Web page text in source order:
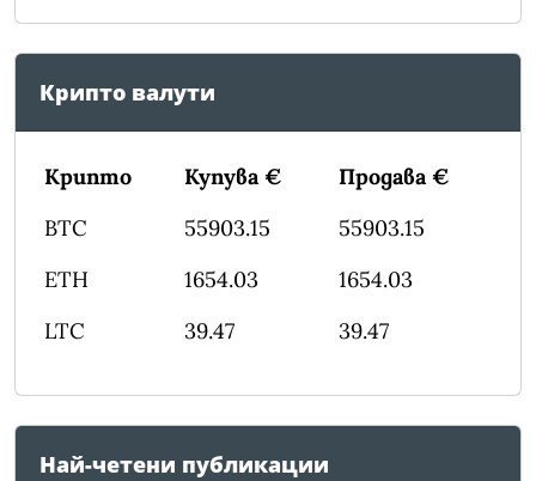
Крипто валути
Крипто Купува €
Продава €
BTC
55903.15
55903.15
ETH
1654.03
1654.03
LTC
39.47 39.47
Най-четени публикации